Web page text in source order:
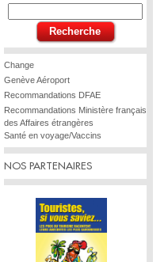
Change
Genève Aéroport
Recommandations DFAE
Recommandations Ministère français
des Affaires étrangères
Santé en voyage/Vaccins
NOS PARTENAIRES